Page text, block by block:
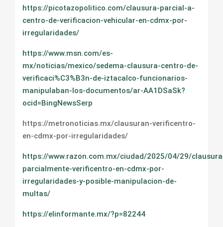
https://picotazopolitico.com/clausura-parcial-a-
centro-de-verificacion-vehicular-en-cdmx-por-
irregularidades/
https://www.msn.com/es-
mx/noticias/mexico/sedema-clausura-centro-de-
verificaci%C3%B3n-de-iztacalco-funcionarios-
manipulaban-los-documentos/ar-AA1DSaSk?
ocid=BingNewsSerp
https://metronoticias.mx/clausuran-verificentro-
en-cdmx-por-irregularidades/
https://www.razon.com.mx/ciudad/2025/04/29/
parcialmente-verificentro-en-cdmx-por-
irregularidades-y-posible-manipulacion-de-
multas/
https://elinformante.mx/?p=82244